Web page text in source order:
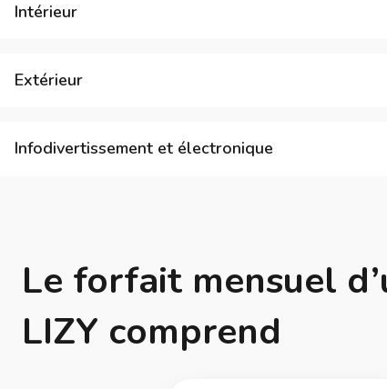
Intérieur
Extérieur
Infodivertissement et électronique
Le forfait mensuel
LIZY comprend